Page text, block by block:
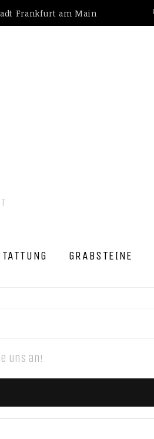
Frankfurt am Main
GRABSTEINE
uns an!